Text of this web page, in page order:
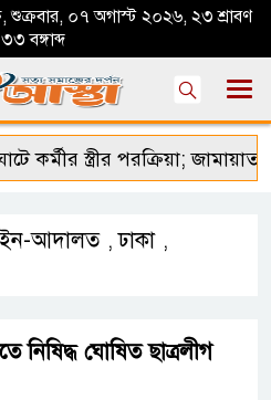
শুক্রবার, ০৭ অগাস্ট ২০২৬, ২৩ শ্রাবণ
বঙ্গাব্দ
স্ত্রীর পরক্রিয়া; জামায়াত
আদালত ,ঢাকা ,
নিষিদ্ধ ঘোষিত ছাত্রলীগ